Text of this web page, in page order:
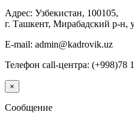
Адрес: Узбекистан, 100105,
г. Ташкент, Мирабадский р-н,
E-mail: admin@kadrovik.uz
Телефон call-центра: (+998)78
×
Сообщение